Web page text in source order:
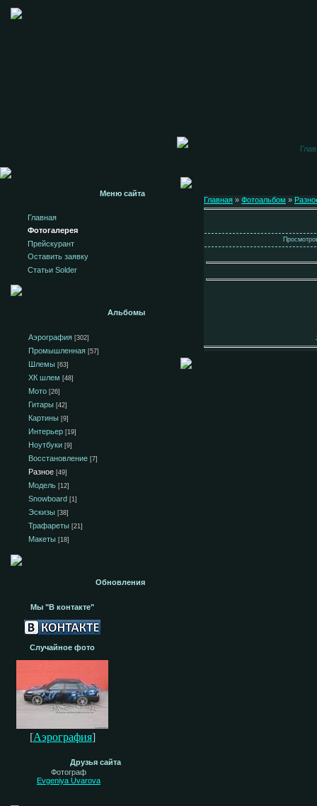
Меню сайта
Главная
Фотогалерея
Прейскурант
Оставить заявку
Статьи Solder
Альбомы
Аэрография [302]
Промышленная [57]
Шлемы [63]
ХК шлем [48]
Мото [26]
Гитары [42]
Картины [9]
Интерьер [19]
Ноутбуки [9]
Восстановление [7]
Разное [49]
Модель [12]
Snowboard [1]
Эскизы [38]
Трафареты [21]
Макеты [18]
Обновления
Мы "В контакте"
Случайное фото
[Аэрография]
Друзья сайта
Фотограф
Evgeniya Uvarova
Главная » Фотоальбом »